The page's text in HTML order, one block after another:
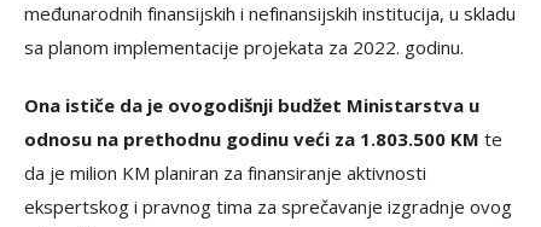
međunarodnih finansijskih i nefinansijskih institucija, u skladu
sa planom implementacije projekata za 2022. godinu.
Ona ističe da je ovogodišnji budžet Ministarstva u
odnosu na prethodnu godinu veći za 1.803.500 KM te
da je milion KM planiran za finansiranje aktivnosti
ekspertskog i pravnog tima za sprečavanje izgradnje ovog